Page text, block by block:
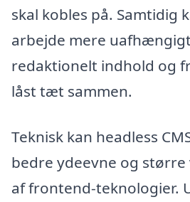
skal kobles på. Samtidig
arbejde mere
redaktionelt indhold og
låst tæt sammen.
Teknisk kan headless
bedre ydeevne og
af frontend-teknologier.